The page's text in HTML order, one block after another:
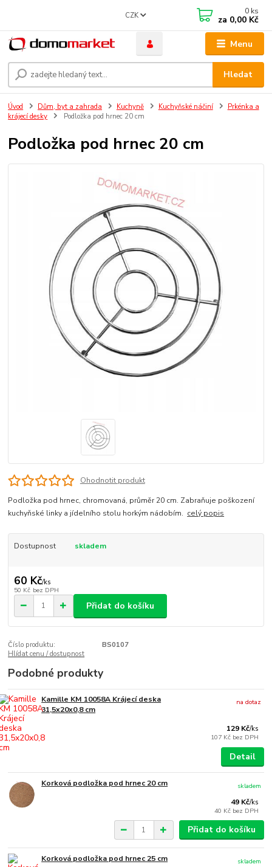
Menu
CZK
Hledat
0 ks
za 0,00 Kč
Úvod Dům, byt a zahrada Kuchyně Kuchyňské náčiní
Prkénka a
krájecí desky
Podložka pod hrnec 20 cm
Podložka pod hrnec 20 cm
Ohodnotit produkt
Podložka pod hrnec, chromovaná, průměr 20 cm. Zabraňuje poškození
kuchyňské linky a jídelního stolu horkým nádobím. celý popis
Dostupnost skladem
60 Kč/ks
50 Kč bez DPH
Přidat do košíku
Číslo produktu:
BS0107
Hlídat cenu / dostupnost
Podobné produkty
Kamille KM 10058A Krájecí deska
31,5x20x0,8 cm
129 Kč/ks
107 Kč bez DPH
na dotaz
Detail
Korková podložka pod hrnec 20 cm
49 Kč/ks
40 Kč bez DPH
skladem
Přidat do košíku
Korková podložka pod hrnec 25 cm
skladem